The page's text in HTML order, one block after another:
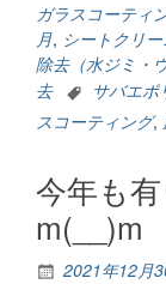
ガラスコーティ
月, シートクリ
除去（水ジミ・
去
サバエポ
スコーティング,
今年も
m(__)m
2021年12月